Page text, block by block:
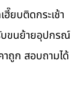
ยบติดกระเช้า
บขนย้ายอุปกรณ์
ถูก สอบถามได้